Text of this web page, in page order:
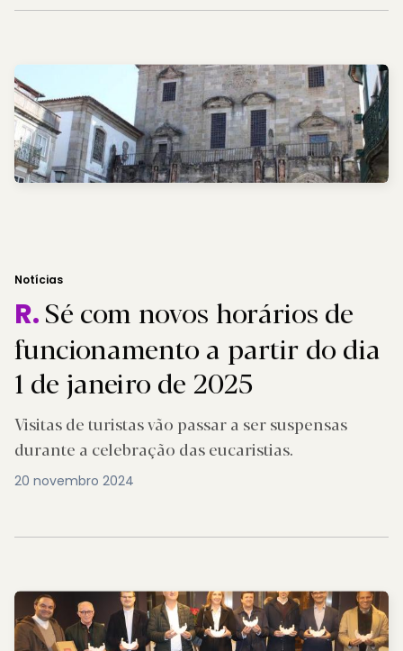
Notícias
R.Sé com novos horários de
funcionamento a partir do dia
1 de janeiro de 2025
Visitas de turistas vão passar a ser suspensas
durante a celebração das eucaristias.
20 novembro 2024